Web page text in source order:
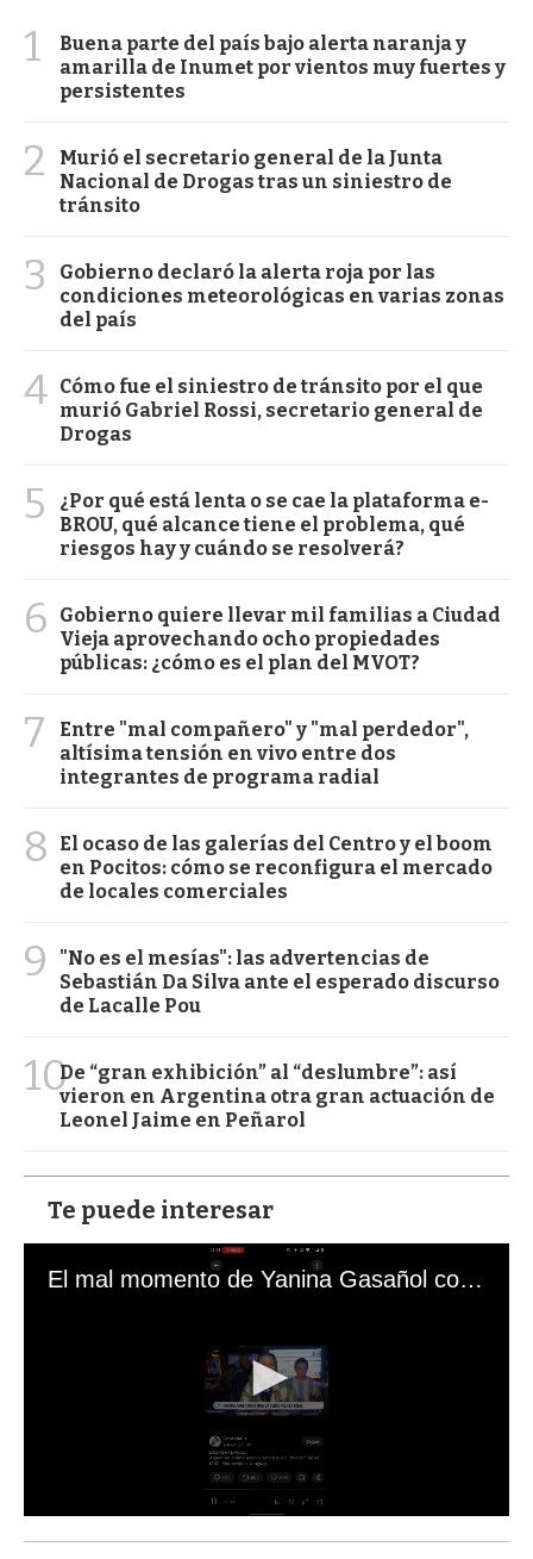
1
Buena parte del país bajo alerta naranja y
amarilla de Inumet por vientos muy fuertes y
persistentes
2
Murió el secretario general de la Junta
Nacional de Drogas tras un siniestro de
tránsito
3
Gobierno declaró la alerta roja por las
condiciones meteorológicas en varias zonas
del país
4 Cómo fue el siniestro de tránsito por el que
murió Gabriel Rossi, secretario general de
Drogas
5
¿Por qué está lenta o se cae la plataforma e-
BROU, qué alcance tiene el problema, qué
riesgos hay y cuándo se resolverá?
6
Gobierno quiere llevar mil familias a Ciudad
Vieja aprovechando ocho propiedades
públicas: ¿cómo es el plan del MVOT?
7
Entre "mal compañero" y "mal perdedor",
altísima tensión en vivo entre dos
integrantes de programa radial
8
El ocaso de las galerías del Centro y el boom
en Pocitos: cómo se reconfigura el mercado
de locales comerciales
9
"No es el mesías": las advertencias de
Sebastián Da Silva ante el esperado discurso
de Lacalle Pou
10De “gran exhibición” al “deslumbre”: así
vieron en Argentina otra gran actuación de
Leonel Jaime en Peñarol
Te puede interesar
El mal momento de Yanina Gasañol con un hincha argentino en "Subrayado"
s